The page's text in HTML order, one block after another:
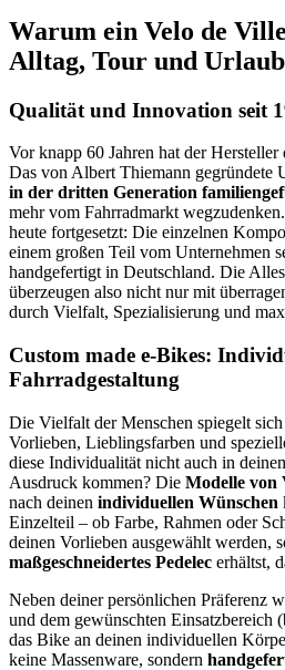
Warum ein Velo de
Alltag, Tour und Urlaub
Qualität und Innovation seit
Vor knapp 60 Jahren hat der
Das von Albert Thiemann gegründete
in der dritten Generation
mehr vom Fahrradmarkt
heute fortgesetzt: Die einzelnen
einem großen Teil vom Unternehmen
handgefertigt in Deutschland. Die
überzeugen also nicht nur mit
durch Vielfalt, Spezialisierung und
Custom made e-Bikes:
Fahrradgestaltung
Die Vielfalt der Menschen spiegelt
Vorlieben, Lieblingsfarben und
diese Individualität nicht auch in
Ausdruck kommen? Die Modelle von
nach deinen individuellen Wünschen
Einzelteil – ob Farbe, Rahmen oder
deinen Vorlieben ausgewählt werden,
maßgeschneidertes Pedelec erhältst,
Neben deiner persönlichen Präferenz
und dem gewünschten Einsatzbereich
das Bike an deinen individuellen
keine Massenware, sondern